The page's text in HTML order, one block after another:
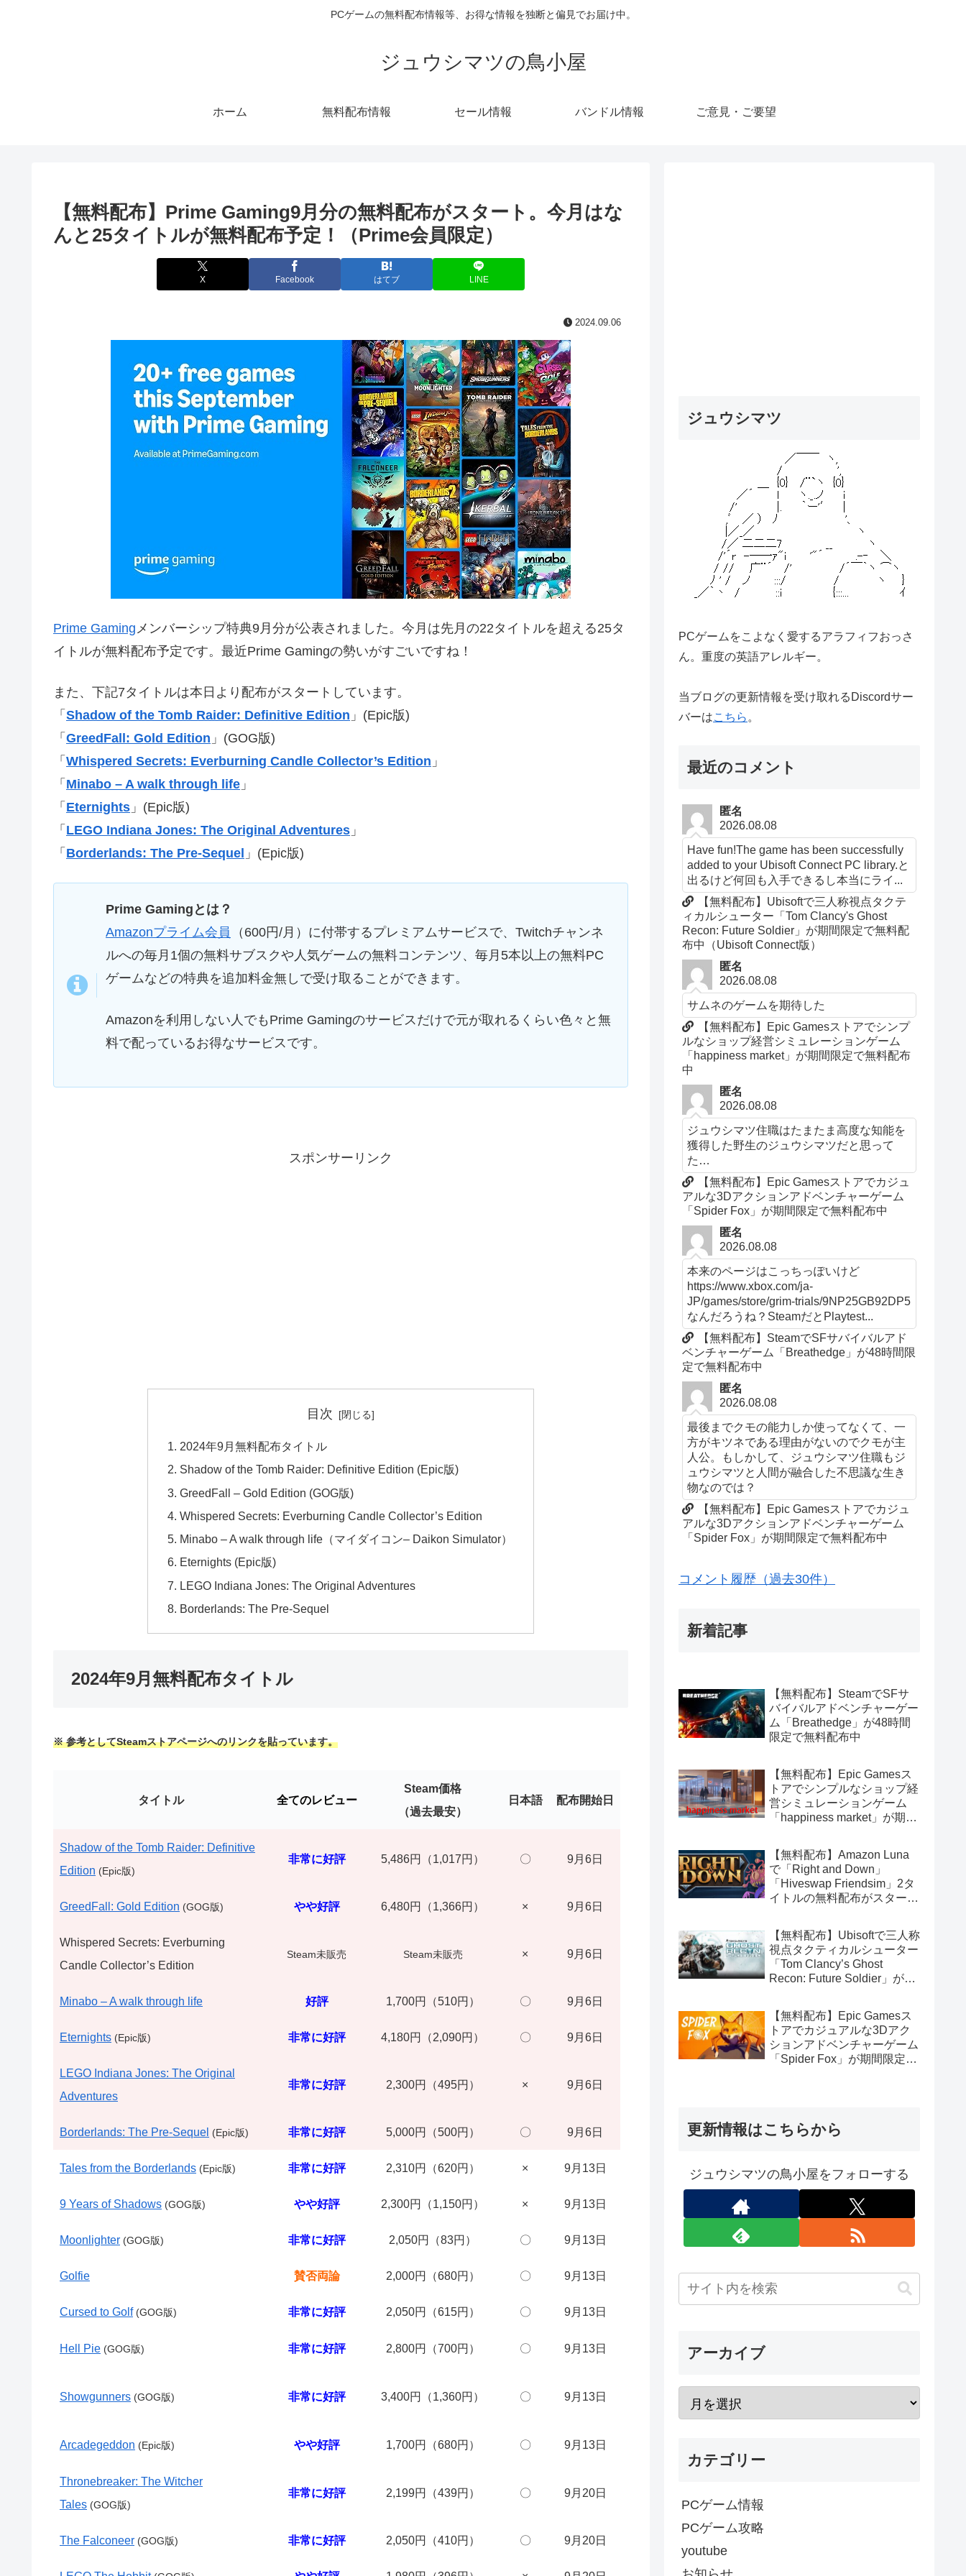
PCゲームの無料配布情報等、お得な情報を独断と偏見でお届け中。
ジュウシマツの鳥小屋
ホーム 無料配布情報 セール情報 バンドル情報 ご意見・ご要望
【無料配布】Prime Gaming9月分の無料配布がスタート。今月はな
んと25タイトルが無料配布予定！（Prime会員限定）
X Facebook はてブ LINE
2024.09.06
Prime Gaming メンバーシップ特典9月分が公表されました。今月は先月の22タイトルを超える25タ
イトルが無料配布予定です。最近Prime Gamingの勢いがすごいですね！
また、下記7タイトルは本日より配布がスタートしています。
「 Shadow of the Tomb Raider: Definitive Edition 」(Epic版)
「 GreedFall: Gold Edition 」(GOG版)
「 Whispered Secrets: Everburning Candle Collector’s Edition 」
「 Minabo – A walk through life 」
「 Eternights 」(Epic版)
「 LEGO Indiana Jones: The Original Adventures 」
「 Borderlands: The Pre-Sequel 」(Epic版)
Prime Gamingとは？
Amazonプライム会員
（600円/月）に付帯するプレミアムサービスで、Twitchチャンネ
ルへの毎月1個の無料サブスクや人気ゲームの無料コンテンツ、毎月5本以上の無料PC
ゲームなどの特典を追加料金無しで受け取ることができます。
Amazonを利用しない人でもPrime Gamingのサービスだけで元が取れるくらい色々と無
料で配っているお得なサービスです。
スポンサーリンク
目次
2024年9月無料配布タイトル
Shadow of the Tomb Raider: Definitive Edition (Epic版)
GreedFall – Gold Edition (GOG版)
Whispered Secrets: Everburning Candle Collector’s Edition
Minabo – A walk through life（マイダイコン– Daikon Simulator）
Eternights (Epic版)
LEGO Indiana Jones: The Original Adventures
Borderlands: The Pre-Sequel
2024年9月無料配布タイトル
※ 参考としてSteamストアページへのリンクを貼っています。
タイトル 全てのレビュー
Steam価格
（過去最安）
日本語 配布開始日
Shadow of the Tomb Raider: Definitive
Edition (Epic版)
非常に好評 5,486円（1,017円） 〇 9月6日
GreedFall: Gold Edition (GOG版) やや好評 6,480円（1,366円） × 9月6日
Whispered Secrets: Everburning
Candle Collector’s Edition
Steam未販売 Steam未販売 × 9月6日
Minabo – A walk through life 好評 1,700円（510円） 〇 9月6日
Eternights (Epic版) 非常に好評 4,180円（2,090円） 〇 9月6日
LEGO Indiana Jones: The Original
Adventures
非常に好評 2,300円（495円） × 9月6日
Borderlands: The Pre-Sequel (Epic版) 非常に好評 5,000円（500円） 〇 9月6日
Tales from the Borderlands (Epic版) 非常に好評 2,310円（620円） × 9月13日
9 Years of Shadows (GOG版) やや好評 2,300円（1,150円） × 9月13日
Moonlighter (GOG版) 非常に好評 2,050円（83円） 〇 9月13日
Golfie 賛否両論 2,000円（680円） 〇 9月13日
Cursed to Golf (GOG版) 非常に好評 2,050円（615円） 〇 9月13日
Hell Pie (GOG版) 非常に好評 2,800円（700円） 〇 9月13日
Showgunners (GOG版) 非常に好評 3,400円（1,360円） 〇 9月13日
Arcadegeddon (Epic版) やや好評 1,700円（680円） 〇 9月13日
Thronebreaker: The Witcher
Tales (GOG版)
非常に好評 2,199円（439円） 〇 9月20日
The Falconeer (GOG版) 非常に好評 2,050円（410円） 〇 9月20日
ジュウシマツ
PCゲームをこよなく愛するアラフィフおっさ
ん。重度の英語アレルギー。
当ブログの更新情報を受け取れるDiscordサー
バーはこちら 。
最近のコメント
匿名
2026.08.08
Have fun!The game has been successfully
added to your Ubisoft Connect PC library.と
出るけど何回も入手できるし本当にライ...
【無料配布】Ubisoftで三人称視点タクテ
ィカルシューター「Tom Clancy's Ghost
Recon: Future Soldier」が期間限定で無料配
布中（Ubisoft Connect版）
匿名
2026.08.08
サムネのゲームを期待した
【無料配布】Epic Gamesストアでシンプ
ルなショップ経営シミュレーションゲーム
「happiness market」が期間限定で無料配布
中
匿名
2026.08.08
ジュウシマツ住職はたまたま高度な知能を
獲得した野生のジュウシマツだと思って
た…
【無料配布】Epic Gamesストアでカジュ
アルな3Dアクションアドベンチャーゲーム
「Spider Fox」が期間限定で無料配布中
匿名
2026.08.08
本来のページはこっちっぽいけど
https://www.xbox.com/ja-
JP/games/store/grim-trials/9NP25GB92DP5
なんだろうね？SteamだとPlaytest...
【無料配布】SteamでSFサバイバルアド
ベンチャーゲーム「Breathedge」が48時間限
定で無料配布中
匿名
2026.08.08
最後までクモの能力しか使ってなくて、一
方がキツネである理由がないのでクモが主
人公。もしかして、ジュウシマツ住職もジ
ュウシマツと人間が融合した不思議な生き
物なのでは？
【無料配布】Epic Gamesストアでカジュ
アルな3Dアクションアドベンチャーゲーム
「Spider Fox」が期間限定で無料配布中
コメント履歴（過去30件）
新着記事
【無料配布】SteamでSFサ
バイバルアドベンチャーゲー
ム「Breathedge」が48時間
限定で無料配布中
【無料配布】Epic Gamesス
トアでシンプルなショップ経
営シミュレーションゲーム
「happiness market」が期間
【無料配布】Amazon Luna
で「Right and Down」
「Hiveswap Friendsim」2タ
イトルの無料配布がスタート
【無料配布】Ubisoftで三人称
視点タクティカルシューター
「Tom Clancy’s Ghost
Recon: Future Soldier」が期
Connect版）
【無料配布】Epic Gamesス
トアでカジュアルな3Dアク
ションアドベンチャーゲーム
「Spider Fox」が期間限定で
更新情報はこちらから
ジュウシマツの鳥小屋をフォローする
アーカイブ
カテゴリー
PCゲーム情報
PCゲーム攻略
youtube